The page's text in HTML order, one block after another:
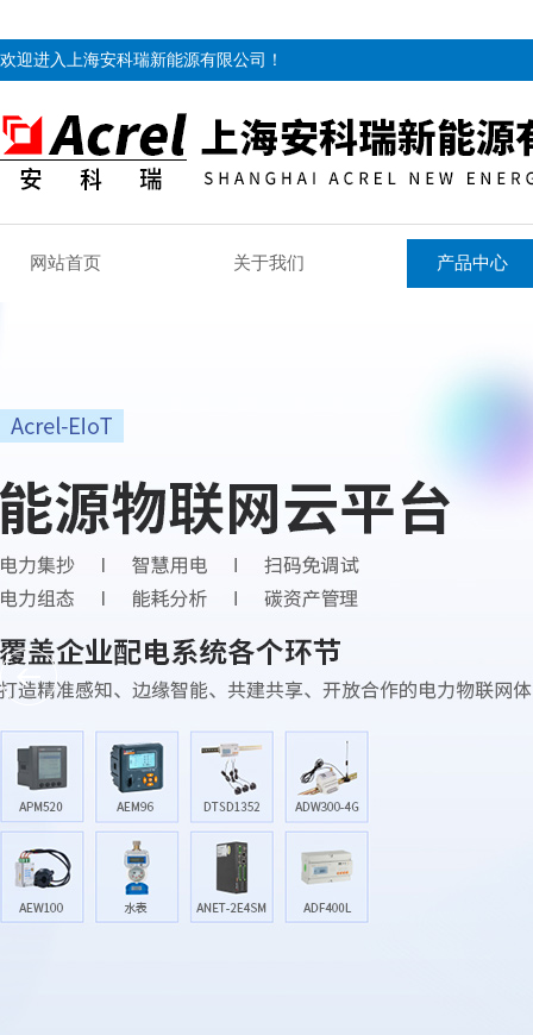
欢迎进入上海安科瑞新能源有限公司！
网站首页 关于我们 产品中心